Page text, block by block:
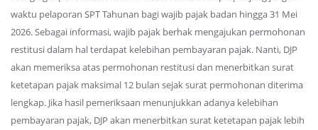
waktu pelaporan SPT Tahunan bagi wajib pajak badan hingga 31 Mei
2026. Sebagai informasi, wajib pajak berhak mengajukan permohonan
restitusi dalam hal terdapat kelebihan pembayaran pajak. Nanti, DJP
akan memeriksa atas permohonan restitusi dan menerbitkan surat
ketetapan pajak maksimal 12 bulan sejak surat permohonan diterima
lengkap. Jika hasil pemeriksaan menunjukkan adanya kelebihan
pembayaran pajak, DJP akan menerbitkan surat ketetapan pajak lebih